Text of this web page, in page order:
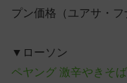
プン価格（ユアサ・フ
▼ローソン
ペヤング 激辛やきそ